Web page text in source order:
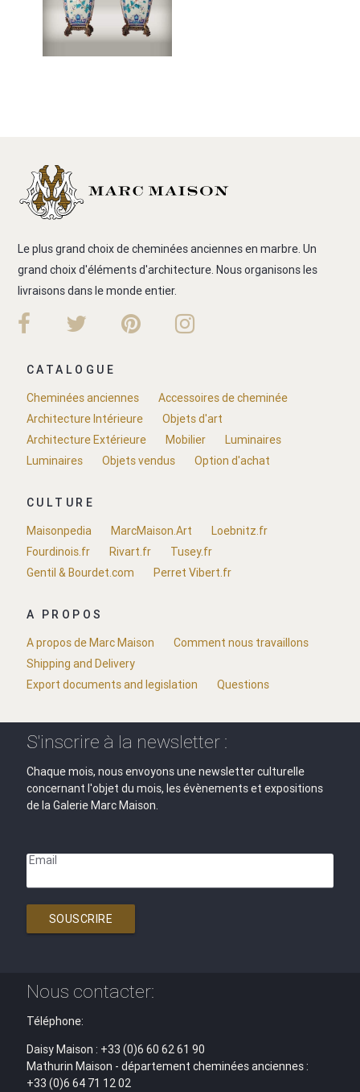
Le plus grand choix de cheminées anciennes en marbre. Un
grand choix d'éléments d'architecture. Nous organisons les
livraisons dans le monde entier.
CATALOGUE
Cheminées anciennes
Accessoires de cheminée
Architecture Intérieure
Objets d'art
Architecture Extérieure
Mobilier
Luminaires
Luminaires
Objets vendus Option d'achat
CULTURE
Maisonpedia
MarcMaison.Art
Loebnitz.fr
Fourdinois.fr
Rivart.fr
Tusey.fr
Gentil & Bourdet.com
Perret Vibert.fr
A PROPOS
A propos de Marc Maison
Comment nous travaillons
Shipping and Delivery
Export documents and legislation
Questions
S'inscrire à la newsletter :
Chaque mois, nous envoyons une newsletter culturelle
concernant l'objet du mois, les évènements et expositions
de la Galerie Marc Maison.
Email
SOUSCRIRE
Nous contacter:
Téléphone:
Daisy Maison : +33 (0)6 60 62 61 90
Mathurin Maison - département cheminées anciennes :
+33 (0)6 64 71 12 02